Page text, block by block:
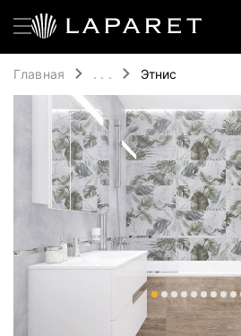
Главная . . . Этнис